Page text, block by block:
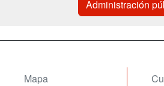
Administración
Mapa